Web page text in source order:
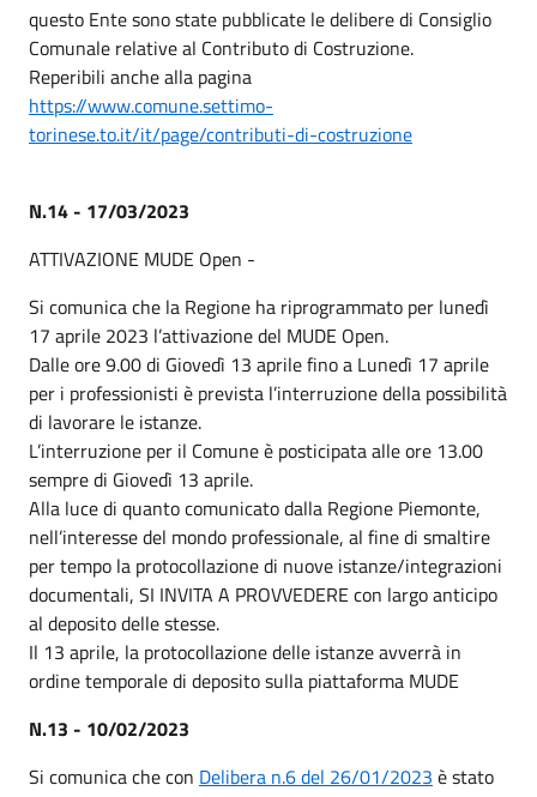
questo Ente sono state pubblicate le delibere di Consiglio
Comunale relative al Contributo di Costruzione.
Reperibili anche alla pagina
https://www.comune.settimo-
torinese.to.it/it/page/contributi-di-costruzione
N.14 - 17/03/2023
ATTIVAZIONE MUDE Open -
Si comunica che la Regione ha riprogrammato per lunedì
17 aprile 2023 l’attivazione del MUDE Open.
Dalle ore 9.00 di Giovedì 13 aprile fino a Lunedì 17 aprile
per i professionisti è prevista l’interruzione della possibilità
di lavorare le istanze.
L’interruzione per il Comune è posticipata alle ore 13.00
sempre di Giovedì 13 aprile.
Alla luce di quanto comunicato dalla Regione Piemonte,
nell’interesse del mondo professionale, al fine di smaltire
per tempo la protocollazione di nuove istanze/integrazioni
documentali, SI INVITA A PROVVEDERE con largo anticipo
al deposito delle stesse.
Il 13 aprile, la protocollazione delle istanze avverrà in
ordine temporale di deposito sulla piattaforma MUDE
N.13 - 10/02/2023
Si comunica che con Delibera n.6 del 26/01/2023 è stato